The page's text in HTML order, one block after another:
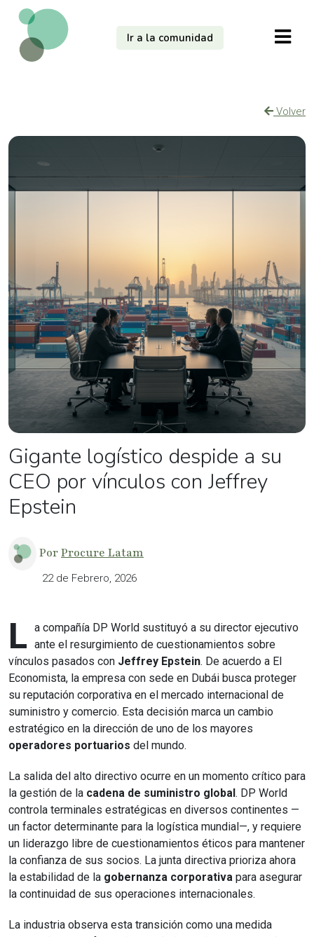
Ir a la comunidad
Volver
Gigante logístico despide a su
CEO por vínculos con Jeffrey
Epstein
PorProcure Latam
22 de Febrero, 2026
L a compañía DP World sustituyó a su director ejecutivo
ante el resurgimiento de cuestionamientos sobre
vínculos pasados con Jeffrey Epstein. De acuerdo a El
Economista, la empresa con sede en Dubái busca proteger
su reputación corporativa en el mercado internacional de
suministro y comercio. Esta decisión marca un cambio
estratégico en la dirección de uno de los mayores
operadores portuarios del mundo.
La salida del alto directivo ocurre en un momento crítico para
la gestión de la cadena de suministro global. DP World
controla terminales estratégicas en diversos continentes —
un factor determinante para la logística mundial—, y requiere
un liderazgo libre de cuestionamientos éticos para mantener
la confianza de sus socios. La junta directiva prioriza ahora
la estabilidad de la gobernanza corporativa para asegurar
la continuidad de sus operaciones internacionales.
La industria observa esta transición como una medida